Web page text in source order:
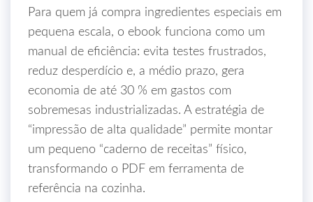
Para quem já compra ingredientes especiais em
pequena escala, o ebook funciona como um
manual de eficiência: evita testes frustrados,
reduz desperdício e, a médio prazo, gera
economia de até 30 % em gastos com
sobremesas industrializadas. A estratégia de
“impressão de alta qualidade” permite montar
um pequeno “caderno de receitas” físico,
transformando o PDF em ferramenta de
referência na cozinha.